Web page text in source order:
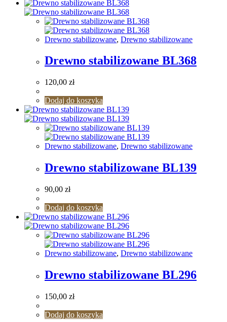
Drewno stabilizowane, Drewno stabilizowane
Drewno stabilizowane BL368
120,00 zł
Dodaj do koszyka
Drewno stabilizowane, Drewno stabilizowane
Drewno stabilizowane BL139
90,00 zł
Dodaj do koszyka
Drewno stabilizowane, Drewno stabilizowane
Drewno stabilizowane BL296
150,00 zł
Dodaj do koszyka